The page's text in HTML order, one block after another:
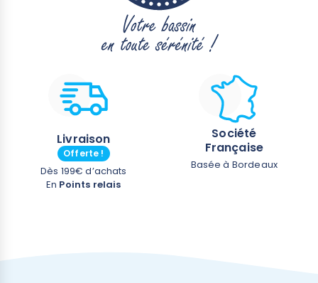
Livraison
Offerte !
Dès 199€ d’achats
En Points relais
Société
Française
Basée à Bordeaux